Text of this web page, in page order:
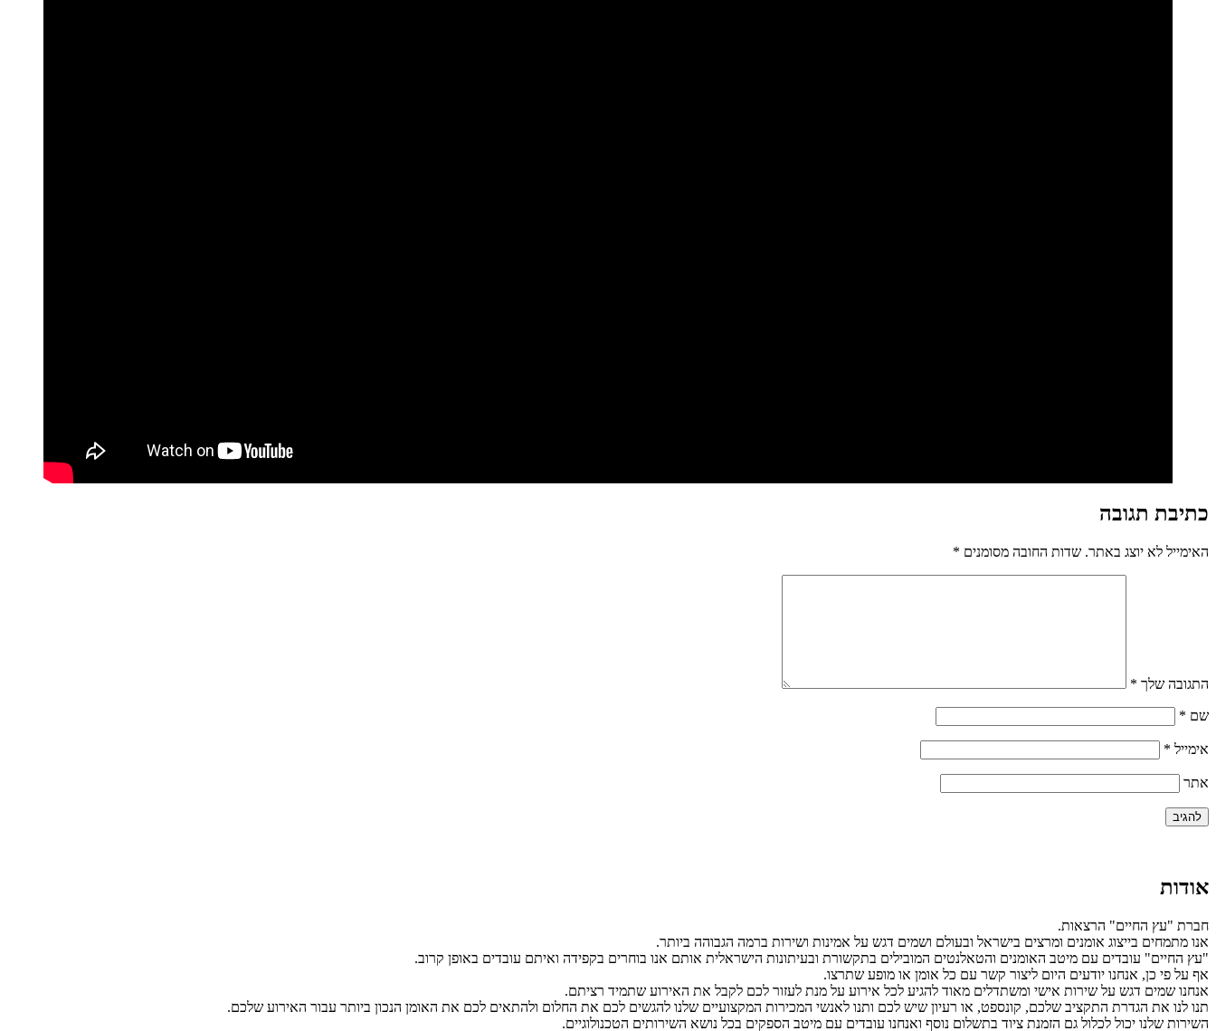
כתיבת תגובה
האימייל לא יוצג באתר. שדות החובה מסומנים *
התגובה שלך *
שם *
אימייל *
אתר
אודות
חברת "עץ החיים" הרצאות.
אנו מתמחים בייצוג אומנים ומרצים בישראל ובעולם ושמים דגש על אמינות ושירות ברמה הגבוהה ביותר.
"עץ החיים" עובדים עם מיטב האומנים והטאלנטים המובילים בתקשורת ובעיתונות הישראלית אותם אנו בוחרים בקפידה ואיתם עובדים באופן קרוב.
אף על פי כן, אנחנו יודעים היום ליצור קשר עם כל אומן או מופע שתרצו.
אנחנו שמים דגש על שירות אישי ומשתדלים מאוד להגיע לכל אירוע על מנת לעזור לכם לקבל את האירוע שתמיד רציתם.
תנו לנו את הגדרת התקציב שלכם, קונספט, או רעיון שיש לכם ותנו לאנשי המכירות המקצועיים שלנו להגשים לכם את החלום ולהתאים לכם את האומן הנכון ביותר עבור האירוע שלכם.
השירות שלנו יכול לכלול גם הזמנת ציוד בתשלום נוסף ואנחנו עובדים עם מיטב הספקים בכל נושא השירותים הטכנולוגיים.